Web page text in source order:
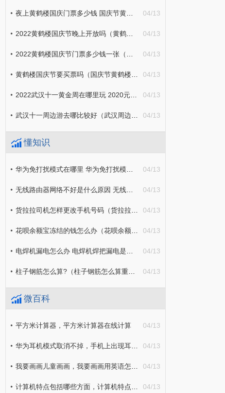
04/13
夜上黄鹤楼国庆门票多少钱 国庆节黄鹤楼要门票吗
04/13
2022黄鹤楼国庆节晚上开放吗（黄鹤楼国庆节要买票吗）
04/13
2022黄鹤楼国庆节门票多少钱一张（黄鹤楼国庆节要买票吗）
04/13
黄鹤楼国庆节要买票吗（国庆节黄鹤楼要门票吗）
04/13
2022武汉十一黄金周在哪里玩 2020元旦武汉哪里好玩
04/13
武汉十一周边游去哪比较好（武汉周边十一旅游去哪里最合适）
懂知识
04/13
华为免打扰模式在哪里 华为免打扰模式在哪里设置
04/13
无线路由器网络不好是什么原因 无线路由器网络不好是什么原因造成的
04/13
货拉拉司机怎样更改手机号码（货拉拉司机端怎么变更手机号）
04/13
花呗余额宝冻结的钱怎么办（花呗余额宝的钱被冻结怎么办）
04/13
电焊机漏电怎么办 电焊机焊把漏电是什么原因
04/13
柱子钢筋怎么算?（柱子钢筋怎么算重量）
微百科
04/13
平方米计算器，平方米计算器在线计算
04/13
华为耳机模式取消不掉，手机上出现耳机符号怎么取消
04/13
我要画画儿童画画，我要画画用英语怎么说
04/13
计算机特点包括哪些方面，计算机特点的说法不正确的是